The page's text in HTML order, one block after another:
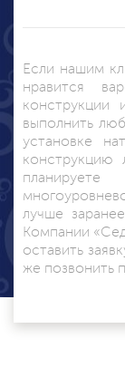
Если нашим
нравится
выполнить
установке
лучше
Компании
оставить
же позвонить